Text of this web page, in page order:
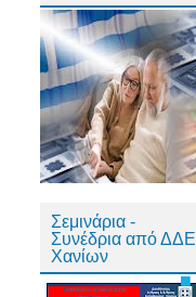
Σεμινάρια -
Συνέδρια από ΔΔΕ
Χανίων